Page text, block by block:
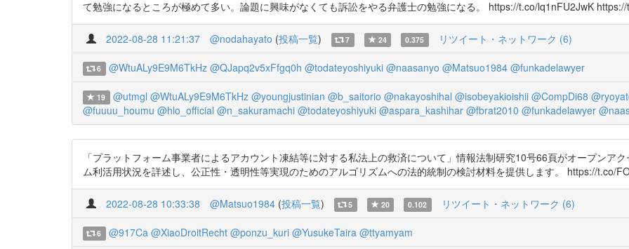
て勉強になるところが極めて多い。論題に興味がなくても訴訟をやる弁護士の勉強になる。 https://t.co/lq1nFU2JwK
2022-08-28 11:21:37 @nodahayato (投稿一覧) 7 24 0.375 リツイート・ネットワーク (6)
6 @WtuALy9E9M6TkHz @QJapq2v5xFfgq0h @todateyoshiyuki @naasanyo @Matsuo1984 @funkadelawyer
19 @utmgl @WtuALy9E9M6TkHz @youngjustinian @b_saitorio @nakayoshihal @isobeyakioishii @CompDi68
@fuuuu_houmu @hlo_official @n_sakuramachi @todateyoshiyuki @aspara_kashihar @fbrat2010 @funkadelawyer
「プラットフォーム事業者によるアカウント凍結等に対する私法上の救済について」情報法制研究10号66頁がオープンア
ム利活用状況を詳述し、公正性・透明性等実現のためのアルゴリズムへの法的統制の検討材料を提供します。 https://t.co/
2022-08-28 10:33:38 @Matsuo1984 (投稿一覧) 5 20 0.102 リツイート・ネットワーク (6)
6 @917Ca @XiaoDroitRecht @ponzu_kuri @YusukeTaira @ttyamyam